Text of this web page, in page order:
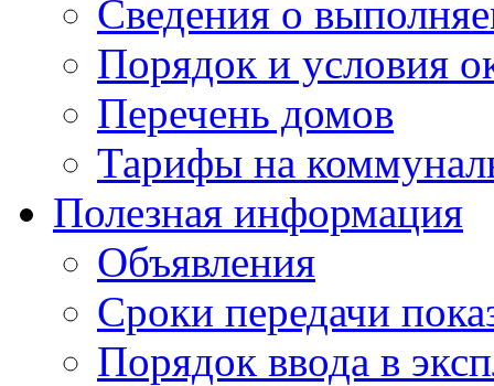
Сведения о
Порядок и условия
Перечень домов
Тарифы на
Полезная информация
Объявления
Сроки передачи
Порядок ввода в